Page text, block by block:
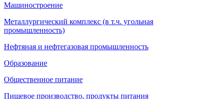
Машиностроение
Металлургический комплекс (в т.ч. угольная
промышленность)
Нефтяная и нефтегазовая промышленность
Образование
Общественное питание
Пищевое производство, продукты питания